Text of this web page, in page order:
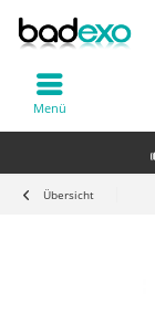
Menü
Übersicht